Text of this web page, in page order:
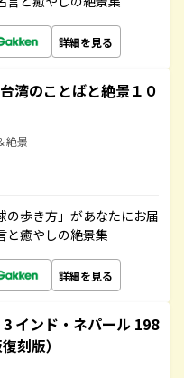
詳細を見る
湾のことばと絶景１０
絶景
の歩き方」があなたにお届
と癒やしの絶景集
詳細を見る
インド・ネパール 198
刻版）